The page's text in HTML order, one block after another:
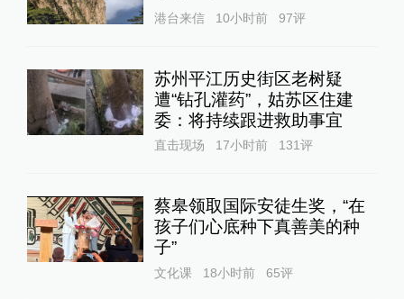
港台来信 10小时前 97评
苏州平江历史街区老树疑
遭“钻孔灌药”，姑苏区住建
委：将持续跟进救助事宜
直击现场 17小时前 131评
蔡皋领取国际安徒生奖，“在
孩子们心底种下真善美的种
子”
文化课 18小时前 65评